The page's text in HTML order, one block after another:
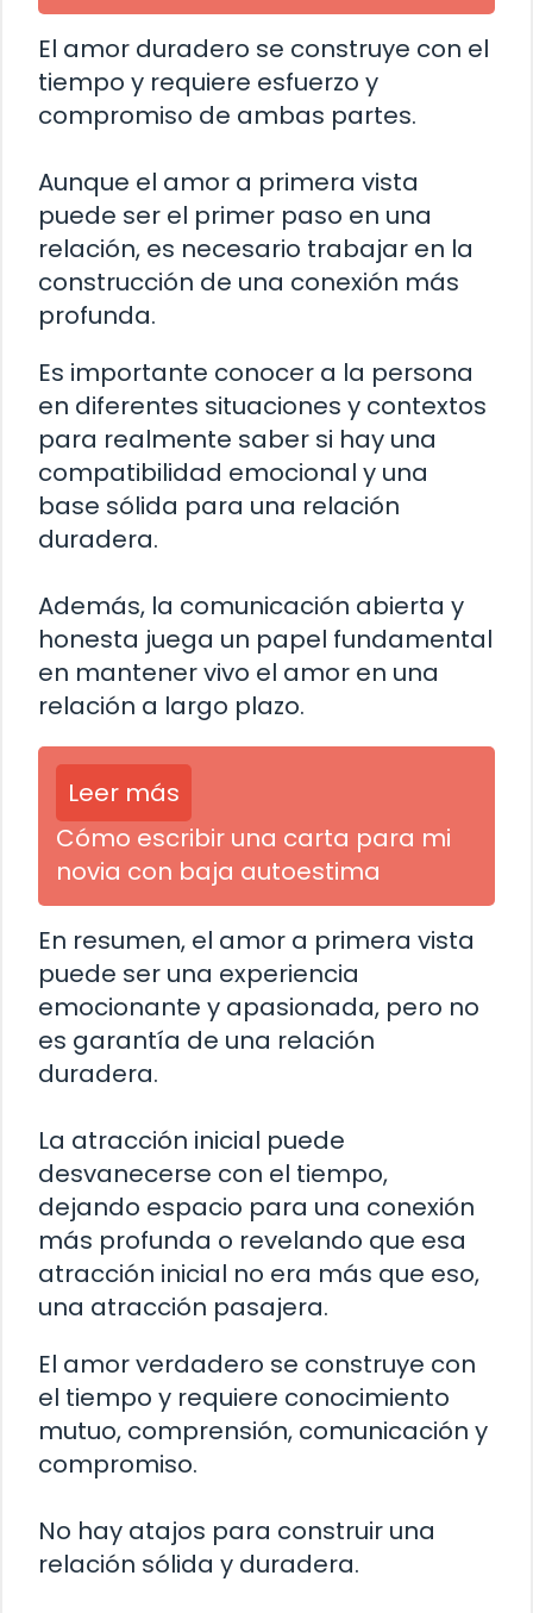
El amor duradero se construye con el
tiempo y requiere esfuerzo y
compromiso de ambas partes.
Aunque el amor a primera vista
puede ser el primer paso en una
relación, es necesario trabajar en la
construcción de una conexión más
profunda.
Es importante conocer a la persona
en diferentes situaciones y contextos
para realmente saber si hay una
compatibilidad emocional y una
base sólida para una relación
duradera.
Además, la comunicación abierta y
honesta juega un papel fundamental
en mantener vivo el amor en una
relación a largo plazo.
Leer más
Cómo escribir una carta para mi
novia con baja autoestima
En resumen, el amor a primera vista
puede ser una experiencia
emocionante y apasionada, pero no
es garantía de una relación
duradera.
La atracción inicial puede
desvanecerse con el tiempo,
dejando espacio para una conexión
más profunda o revelando que esa
atracción inicial no era más que eso,
una atracción pasajera.
El amor verdadero se construye con
el tiempo y requiere conocimiento
mutuo, comprensión, comunicación y
compromiso.
No hay atajos para construir una
relación sólida y duradera.